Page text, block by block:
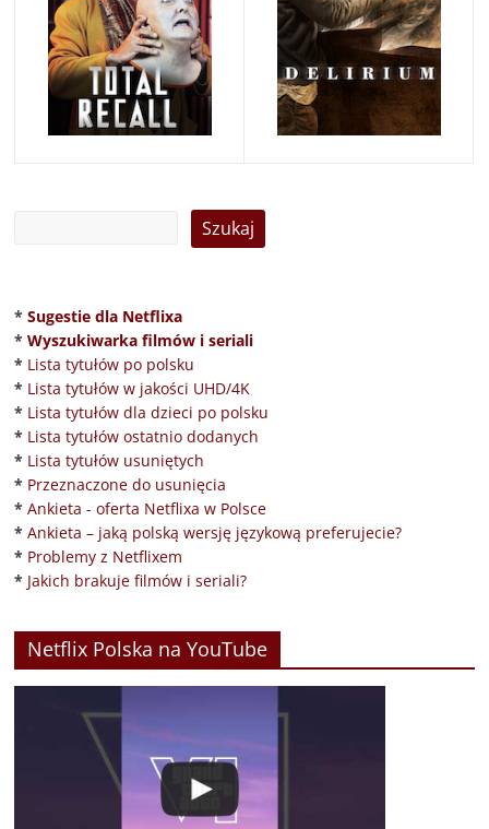
* Sugestie dla Netflixa
* Wyszukiwarka filmów i seriali
* Lista tytułów po polsku
* Lista tytułów w jakości UHD/4K
* Lista tytułów dla dzieci po polsku
* Lista tytułów ostatnio dodanych
* Lista tytułów usuniętych
* Przeznaczone do usunięcia
* Ankieta - oferta Netflixa w Polsce
* Ankieta – jaką polską wersję językową preferujecie?
* Problemy z Netflixem
* Jakich brakuje filmów i seriali?
Netflix Polska na YouTube